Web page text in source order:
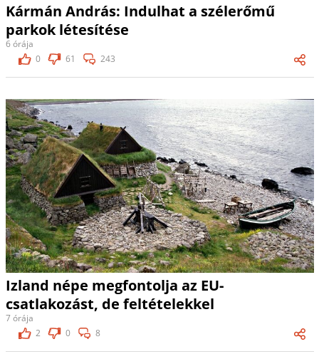
Kármán András: Indulhat a szélerőmű
parkok létesítése
6 órája
0
61 243
Izland népe megfontolja az EU-
csatlakozást, de feltételekkel
7 órája
2
0 8